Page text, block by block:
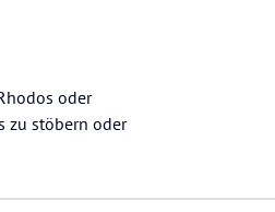
oder
zu stöbern oder